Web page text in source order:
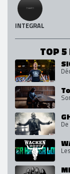
INTEGRAL
TOP 5